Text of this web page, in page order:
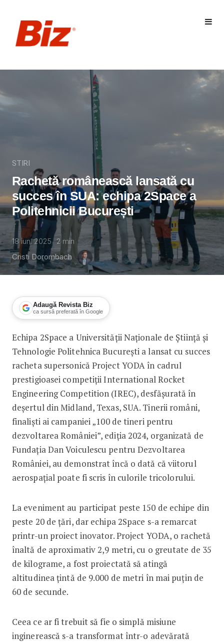
STIRI
Rachetă românească lansată cu
succes în SUA: echipa 2Space a
Politehnicii București
18 iun. 2025 2 min
Cristi Dorombach
Adaugă Revista Biz
ca sursă preferată în Google
Rachetă românească lansată cu
Echipa 2Space a Universității Naționale de Știință și
Tehnologie Politehnica București a lansat cu succes
racheta supersonică Project YODA în cadrul
prestigioasei competiții International Rocket
Engineering Competition (IREC), desfășurată în
deșertul din Midland, Texas, SUA. Tinerii români,
finaliști ai campaniei „100 de tineri pentru
dezvoltarea României”, ediția 2024, organizată de
Fundația Dan Voiculescu pentru Dezvoltarea
României, au demonstrat încă o dată că viitorul
aerospațial poate fi scris în culorile tricolorului.
La eveniment au participat peste 150 de echipe din
peste 20 de țări, dar echipa 2Space s-a remarcat
printr-un proiect inovator. Project YODA, o rachetă
înaltă de aproximativ 2,9 metri, cu o greutate de 35
de kilograme, a fost proiectată să atingă
altitudinea țintă de 9.000 de metri în mai puțin de
60 de secunde.
Ceea ce ar fi trebuit să fie o simplă misiune
inginerească s-a transformat într-o adevărată